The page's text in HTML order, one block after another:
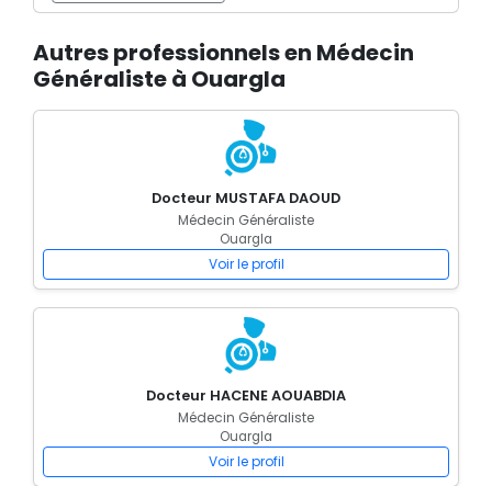
Autres professionnels en Médecin
Généraliste à Ouargla
Docteur MUSTAFA DAOUD
Médecin Généraliste
Ouargla
Voir le profil
Docteur HACENE AOUABDIA
Médecin Généraliste
Ouargla
Voir le profil